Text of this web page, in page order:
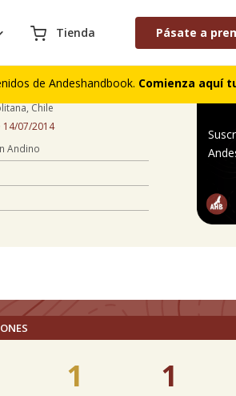
Tienda Pásate a
de Andeshandbook. Comienza aquí
Chile
07/2014
Andino
1 1